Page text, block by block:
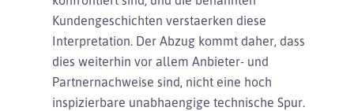
Kundengeschichten verstaerken diese
Interpretation. Der Abzug kommt daher, dass
dies weiterhin vor allem Anbieter- und
Partnernachweise sind, nicht eine hoch
inspizierbare unabhaengige technische Spur.